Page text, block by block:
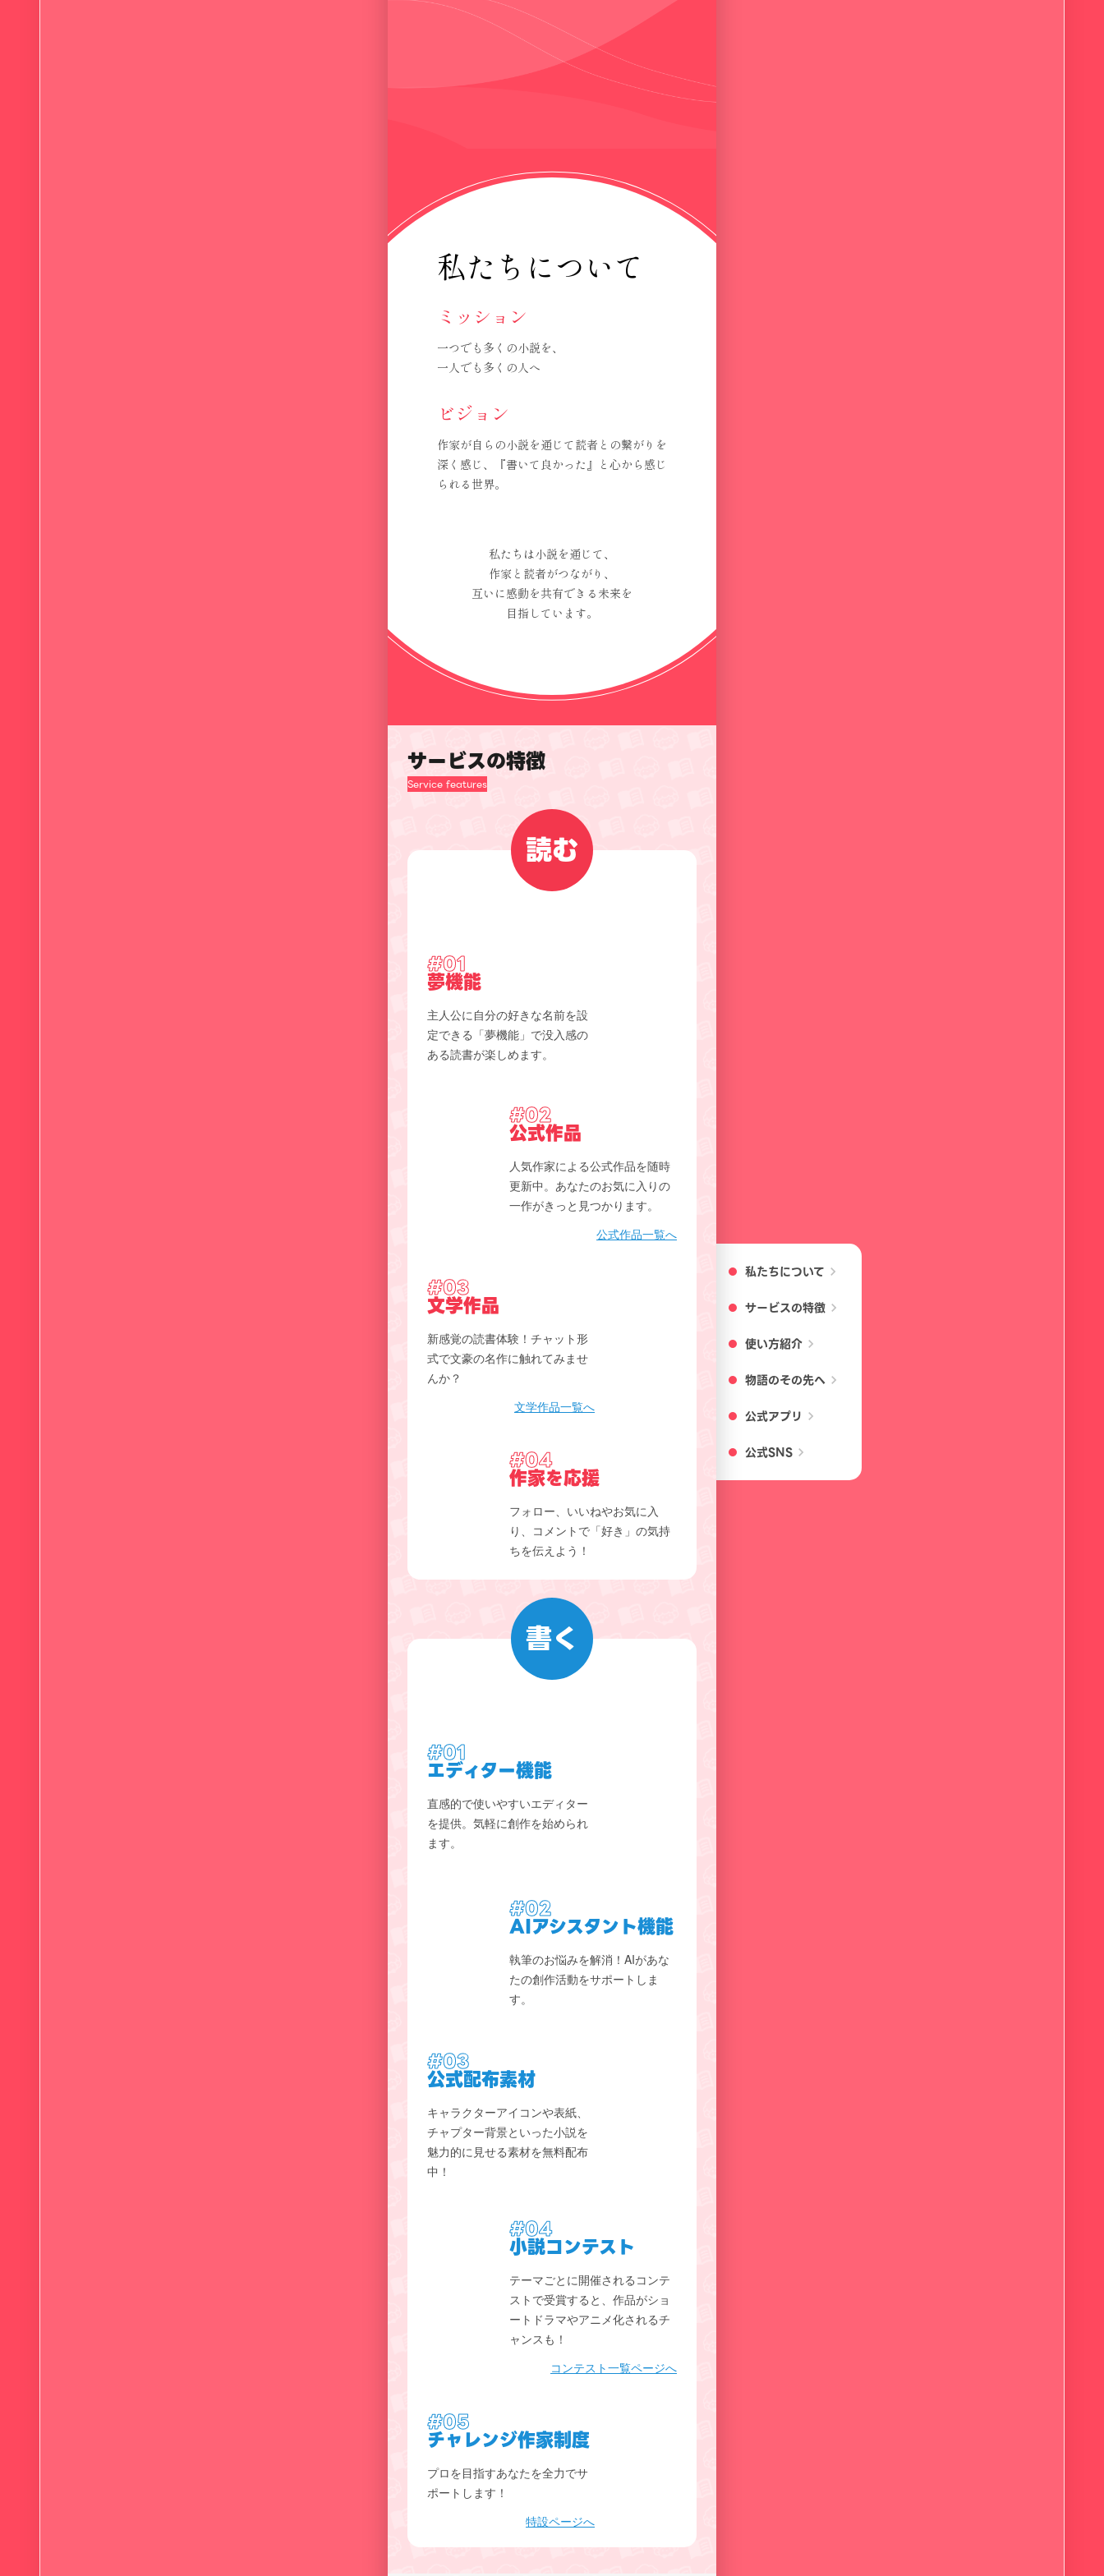
私たちについて chevron_right
サービスの特徴 chevron_right
使い方紹介 chevron_right
物語のその先へ chevron_right
公式アプリ chevron_right
公式SNS chevron_right
私たちについて
ミッション
一つでも多くの小説を、
一人でも多くの人へ
ビジョン
作家が自らの小説を通じて読者との繋がりを
深く感じ、『書いて良かった』と心から感じ
られる世界。
私たちは小説を通じて、
作家と読者がつながり、
互いに感動を共有できる未来を
目指しています。
サービスの特徴
Service features
読む
#01
夢機能
主人公に自分の好きな名前を設
定できる「夢機能」で没入感の
ある読書が楽しめます。
#02
公式作品
人気作家による公式作品を随時
更新中。あなたのお気に入りの
一作がきっと見つかります。
公式作品一覧へ
#03
文学作品
新感覚の読書体験！チャット形
式で文豪の名作に触れてみませ
んか？
文学作品一覧へ
#04
作家を応援
フォロー、いいねやお気に入
り、コメントで「好き」の気持
ちを伝えよう！
書く
#01
エディター機能
直感的で使いやすいエディター
を提供。気軽に創作を始められ
ます。
#02
AIアシスタント機能
執筆のお悩みを解消！AIがあな
たの創作活動をサポートしま
す。
#03
公式配布素材
キャラクターアイコンや表紙、
チャプター背景といった小説を
魅力的に見せる素材を無料配布
中！
#04
小説コンテスト
テーマごとに開催されるコンテ
ストで受賞すると、作品がショ
ートドラマやアニメ化されるチ
ャンスも！
コンテスト一覧ページへ
#05
チャレンジ作家制度
プロを目指すあなたを全力でサ
ポートします！
特設ページへ